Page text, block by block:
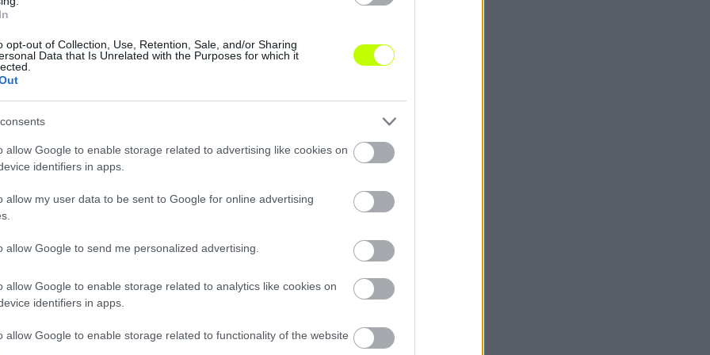
opt-out of Collection, Use, Retention, Sale, and/or Sharing
Data that Is Unrelated with the Purposes for which it
allow Google to enable storage related to advertising like cookies on
identifiers in apps.
allow my user data to be sent to Google for online advertising
allow Google to send me personalized advertising.
allow Google to enable storage related to analytics like cookies on
identifiers in apps.
allow Google to enable storage related to functionality of the website
Albion)
Albion)
Dortmund)
Eindhoven)
Mainz)
96)
Moszkva)